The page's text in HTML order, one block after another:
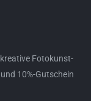
Fotokunst-
10%-Gutschein